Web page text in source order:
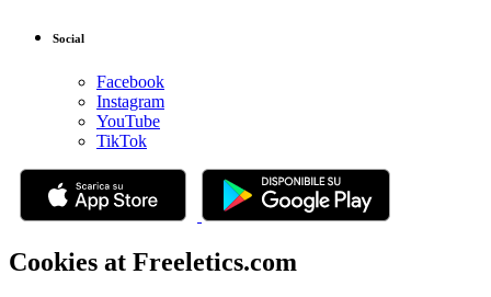
Social
Facebook
Instagram
YouTube
TikTok
Cookies at Freeletics.com